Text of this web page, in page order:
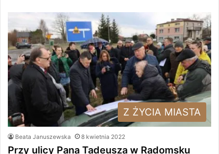
Z ŻYCIA MIASTA
Beata Januszewska 8 kwietnia 2022
Przy ulicy Pana Tadeusza w Radomsku